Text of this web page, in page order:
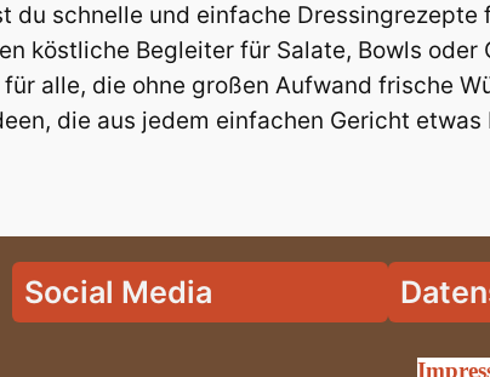
schnelle und einfache Dressingrezepte
köstliche Begleiter für Salate, Bowls oder
alle, die ohne großen Aufwand frische
die aus jedem einfachen Gericht etwas
Social Media